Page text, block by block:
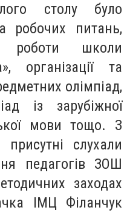
столу було
робочих питань,
роботи школи
організації та
олімпіад,
із зарубіжної
мови тощо. З
слухали
педагогів ЗОШ
заходах
ІМЦ Філанчук